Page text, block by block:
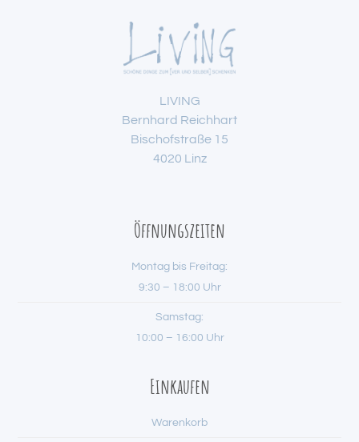
LIVING
Bernhard Reichhart
Bischofstraße 15
4020 Linz
Öffnungszeiten
Montag bis Freitag:
9:30 – 18:00 Uhr
Samstag:
10:00 – 16:00 Uhr
Einkaufen
Warenkorb